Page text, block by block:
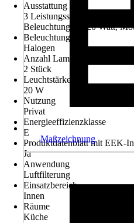
Ausstattung
3 Leistungsstufen, Soft-
Beleuchtung 2 x 20 Watt,
Beleuchtung
Halogen
Anzahl Lampen
2 Stück
Leuchtstärke
20 W
Nutzung
Privat
Energieeffizienzklasse
E
Produktdatenblatt mit EEK-
Ja
Anwendung
Luftfilterung
Einsatzbereich
Innen
Räume
Küche
Maßzeichnung